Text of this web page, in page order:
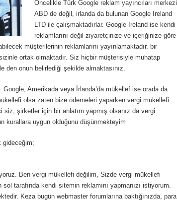
Öncelikle Türk Google reklam yayıncıları merkezi
ABD de değil, irlanda da bulunan Google Ireland
LTD ile çalışmaktadırlar. Google Ireland ise kendi
reklamlarını değil ziyaretçinize ve içeriğinize göre
müşterilerinin reklamlarını yayınlamaktadır, bir
ortak olmaktadır. Siz hiçbir müşterisiyle muhatap
den onun belirlediği şekilde almaktasınız.
Amerikada veya İrlanda’da mükellef ise orada da
olsa zaten bize ödemeleri yaparken vergi mükellefi
şirketler için bir anlatım yapmış olsanız da vergi
kurallara uygun olduğunu düşünmekteyim
gideceğim;
Ben vergi mükellefi değilim, Sizde vergi mükellefi
tarafında kendi sitemin reklamını yapmanızı istiyorum.
Keza bugün webmaster forumlarına baktığınızda, para